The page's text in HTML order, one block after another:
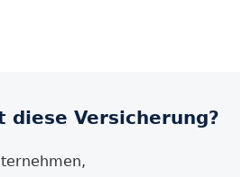
diese Versicherung?